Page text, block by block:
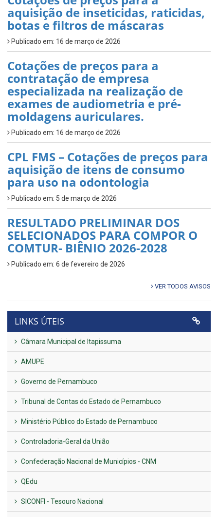
aquisição de inseticidas, raticidas,
botas e filtros de máscaras
Publicado em: 16 de março de 2026
Cotações de preços para a
contratação de empresa
especializada na realização de
exames de audiometria e pré-
moldagens auriculares.
Publicado em: 16 de março de 2026
CPL FMS – Cotações de preços para
aquisição de itens de consumo
para uso na odontologia
Publicado em: 5 de março de 2026
RESULTADO PRELIMINAR DOS
SELECIONADOS PARA COMPOR O
COMTUR- BIÊNIO 2026-2028
Publicado em: 6 de fevereiro de 2026
VER TODOS AVISOS
LINKS ÚTEIS
Câmara Municipal de Itapissuma
AMUPE
Governo de Pernambuco
Tribunal de Contas do Estado de Pernambuco
Ministério Público do Estado de Pernambuco
Controladoria-Geral da União
Confederação Nacional de Municípios - CNM
QEdu
SICONFI - Tesouro Nacional